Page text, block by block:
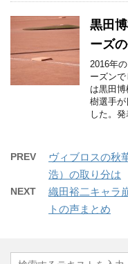
黒田
ーズ
2016年
ーズン
は黒田
樹選手が
した。発
PREV
ヴィブロスの秋
浩）の取り分は
NEXT
織田裕二キャラ
トの声まとめ